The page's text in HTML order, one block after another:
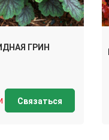
ГРИН
Связаться